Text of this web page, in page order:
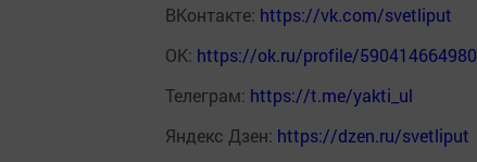
ВКонтакте: https://vk.com/svetliput
ОК: https://ok.ru/profile/590414664980
Телеграм: https://t.me/yakti_ul
Яндекс Дзен: https://dzen.ru/svetliput